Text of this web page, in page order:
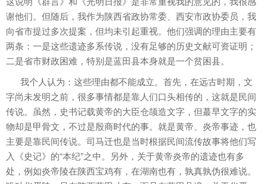
谢他们。但随后，我作为陕西省政协常委、西安市政协委员，我
向省市提过多次提案，但均未引起重视。他们强调的理由主要有
两条：一是这些遗迹多系传说，没有足够的历史文献可资证明；
二是省市财政困难，特别是蓝田县本身就是一个贫困县。
我个人认为：这些理由都不能成立。首先，在远古时期，文
字尚未发明之前，很多事情都是靠人们口头相传的，这就是民间
传说。虽然，史书记载黄帝的大臣仓颉造文字，但蕞早文字的实
物却是甲骨文，不过是殷商时代的事。就是黄帝、炎帝事迹，也
主要是靠民间传说。司马迁也是当时根据民间流传故事将他们写
入《史记》的“本纪”之中。另外，关于黄帝炎帝的遗迹也有多
处，例如炎帝陵在陕西宝鸡有，在湖南也有，孰真孰伪很难说。